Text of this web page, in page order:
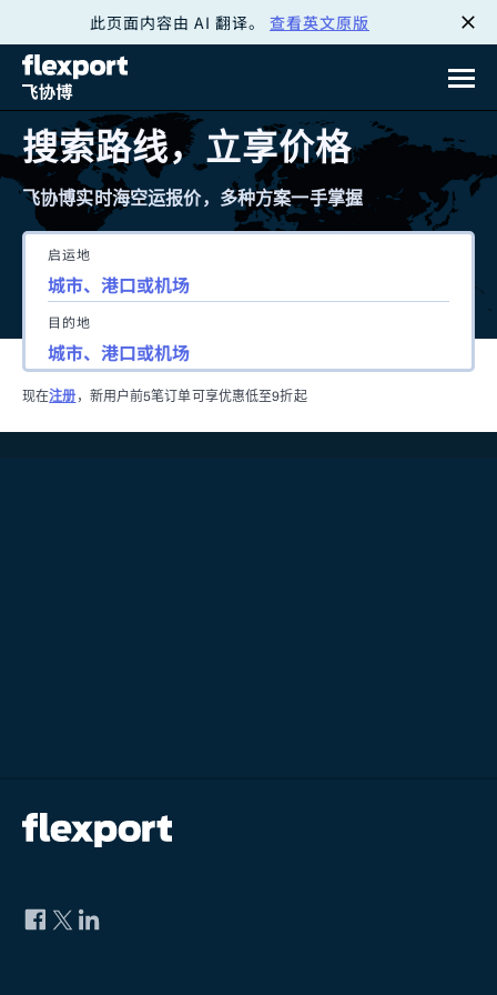
此页面内容由 AI 翻译。 查看英文原版
搜索路线，立享价格
飞协博实时海空运报价，多种方案一手掌握
启运地
目的地
现在注册 ，新用户前5笔订单可享优惠低至9折起